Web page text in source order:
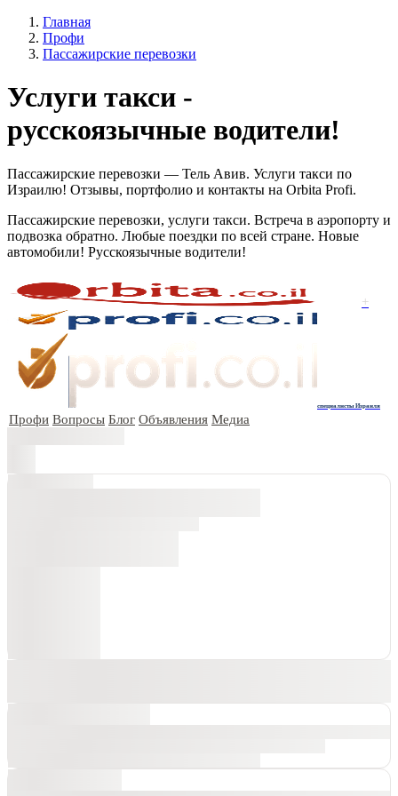
Главная
Профи
Пассажирские перевозки
Услуги такси -
русскоязычные водители!
Пассажирские перевозки — Тель Авив. Услуги такси по
Израилю! Отзывы, портфолио и контакты на Orbita Profi.
Пассажирские перевозки, услуги такси. Встреча в аэропорту и
подвозка обратно. Любые поездки по всей стране. Новые
автомобили! Русскоязычные водители!
+
специалисты Израиля
Профи Вопросы Блог Объявления Медиа